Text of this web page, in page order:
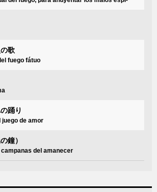
歌
fuego fátuo
踊り
juego de amor
鐘）
campanas del amanecer